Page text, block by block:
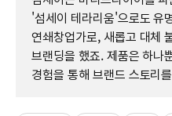
'섬세이 테라리움'으로도 유
연쇄창업가로, 새롭고 대체
브랜딩을 했죠. 제품은 하나
경험을 통해 브랜드 스토리